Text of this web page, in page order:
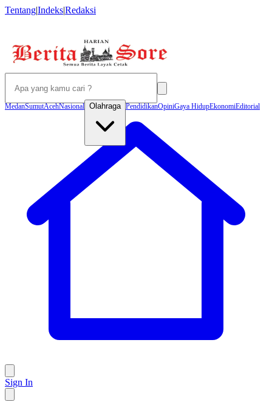
Tentang|Indeks|Redaksi
MedanSumutAcehNasional Olahraga PendidikanOpiniGaya HidupEkonomiEditorial
Sign In